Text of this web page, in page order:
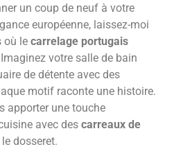
un coup de neuf à votre
européenne, laissez-moi
où le carrelage portugais
votre salle de bain
de détente avec des
motif raconte une histoire.
apporter une touche
avec des carreaux de
dosseret.